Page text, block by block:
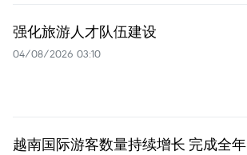
强化旅游人才队伍建设
04/08/2026 03:10
越南国际游客数量持续增长 完成全年